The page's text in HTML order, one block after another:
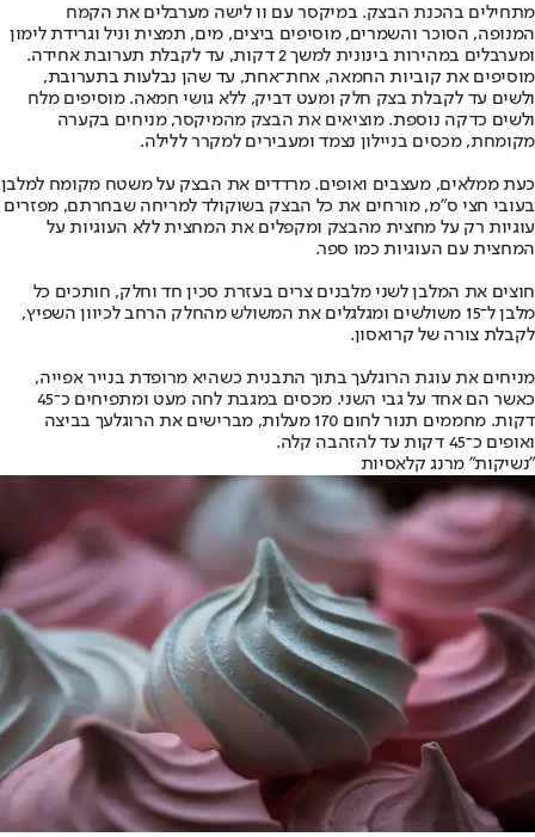
מתחילים בהכנת הבצק. במיקסר עם וו לישה מערבלים את הקמח
המנופה, הסוכר והשמרים, מוסיפים ביצים, מים, תמצית וניל וגרידת לימון
ומערבלים במהירות בינונית למשך 2 דקות, עד לקבלת תערובת אחידה.
מוסיפים את קוביות החמאה, אחת־אחת, עד שהן נבלעות בתערובת,
ולשים עד לקבלת בצק חלק ומעט דביק, ללא גושי חמאה. מוסיפים מלח
ולשים כדקה נוספת. מוציאים את הבצק מהמיקסר, מניחים בקערה
מקומחת, מכסים בניילון נצמד ומעבירים למקרר ללילה.
כעת ממלאים, מעצבים ואופים. מרדדים את הבצק על משטח מקומח למלבן
בעובי חצי ס"מ, מורחים את כל הבצק בשוקולד למריחה שבחרתם, מפזרים
עוגיות רק על מחצית מהבצק ומקפלים את המחצית ללא העוגיות על
המחצית עם העוגיות כמו ספר.
חוצים את המלבן לשני מלבנים צרים בעזרת סכין חד וחלק, חותכים כל
מלבן ל־15 משולשים ומגלגלים את המשולש מהחלק הרחב לכיוון השפיץ,
לקבלת צורה של קרואסון.
מניחים את עוגת הרוגלעך בתוך התבנית כשהיא מרופדת בנייר אפייה,
כאשר הם אחד על גבי השני. מכסים במגבת לחה מעט ומתפיחים כ־45
דקות. מחממים תנור לחום 170 מעלות, מברישים את הרוגלעך בביצה
ואופים כ־45 דקות עד להזהבה קלה.
"נשיקות" מרנג קלאסיות